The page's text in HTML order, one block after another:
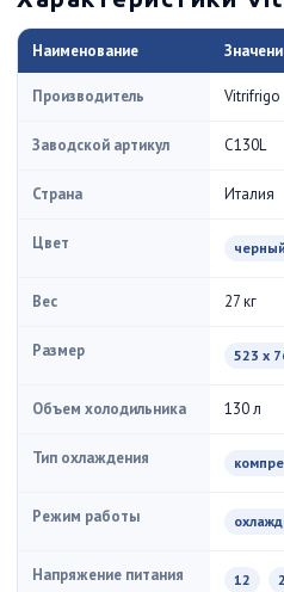
Наименование
Производитель Vitrifrigo
Заводской артикул C130L
Страна Италия
Цвет черный
Вес 27 кг
Размер 523 x
Объем холодильника 130 л
Тип охлаждения
Режим работы
Напряжение питания 12